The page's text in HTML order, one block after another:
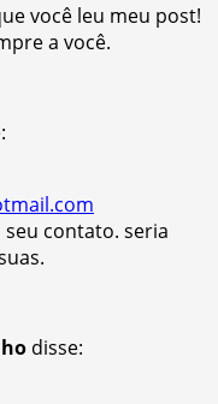
você leu meu post!
a você.
contato. seria
disse: